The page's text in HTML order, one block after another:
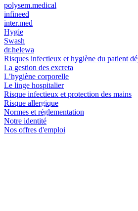
polysem.medical
infineed
inter.med
Hygie
Swash
dr.helewa
Risques infectieux et hygiène du patient
La gestion des excreta
L’hygiène corporelle
Le linge hospitalier
Risque infectieux et protection des mains
Risque allergique
Normes et réglementation
Notre identité
Nos offres d'emploi